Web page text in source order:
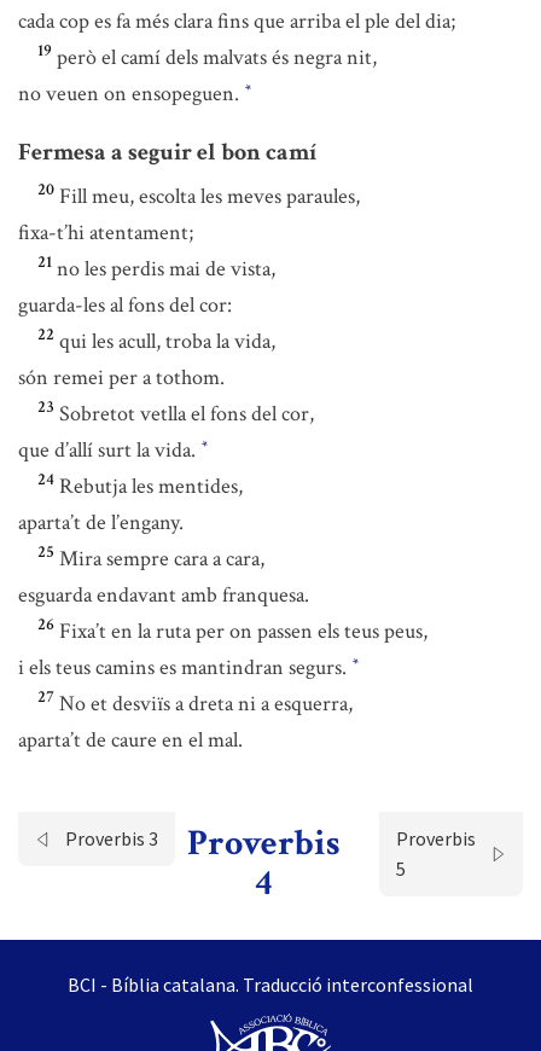
cada cop es fa més clara fins que arriba el ple del dia;
19 però el camí dels malvats és negra nit,
no veuen on ensopeguen. *
Fermesa a seguir el bon camí
20 Fill meu, escolta les meves paraules,
fixa-t’hi atentament;
21 no les perdis mai de vista,
guarda-les al fons del cor:
22 qui les acull, troba la vida,
són remei per a tothom.
23 Sobretot vetlla el fons del cor,
que d’allí surt la vida. *
24 Rebutja les mentides,
aparta’t de l’engany.
25 Mira sempre cara a cara,
esguarda endavant amb franquesa.
26 Fixa’t en la ruta per on passen els teus peus,
i els teus camins es mantindran segurs. *
27 No et desviïs a dreta ni a esquerra,
aparta’t de caure en el mal.
Proverbis 3
Proverbis
4
Proverbis
5
BCI - Bíblia catalana. Traducció interconfessional